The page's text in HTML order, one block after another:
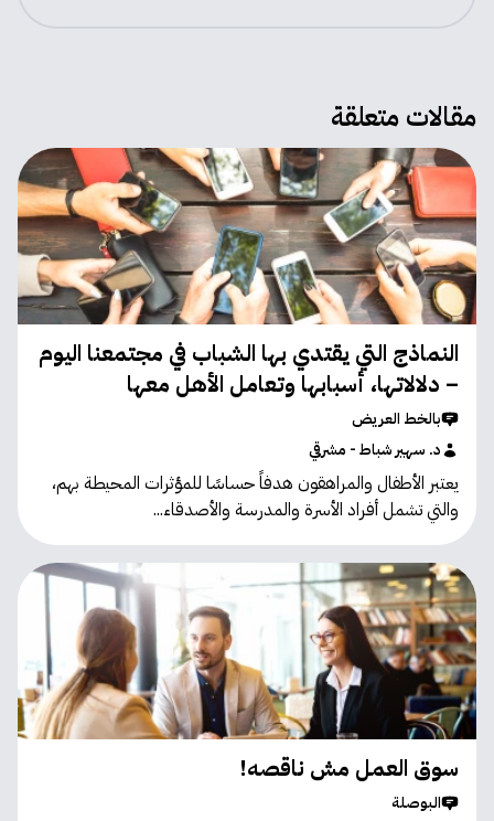
مقالات متعلقة
النماذج التي يقتدي بها الشباب في مجتمعنا اليوم
– دلالاتها، أسبابها وتعامل الأهل معها
بالخط العريض
د. سهير شباط - مشرقي
يعتبر الأطفال والمراهقون هدفاً حساسًا للمؤثرات المحيطة بهم،
والتي تشمل أفراد الأسرة والمدرسة والأصدقاء...
سوق العمل مش ناقصه!
البوصلة